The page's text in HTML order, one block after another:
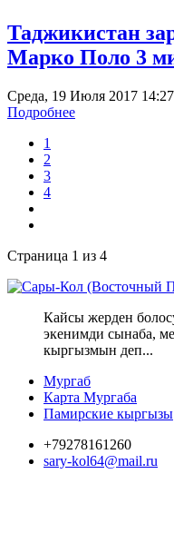
Таджикистан
Марко Поло 3
Среда, 19 Июля 2017 14:27
Подробнее
1
2
3
4
Страница 1 из 4
Кайсы жерден
экенимди сынаба,
кыргызмын деп...
Мургаб
Карта Мургаба
Памирские кыргызы
+79278161260
sary-kol64@mail.ru